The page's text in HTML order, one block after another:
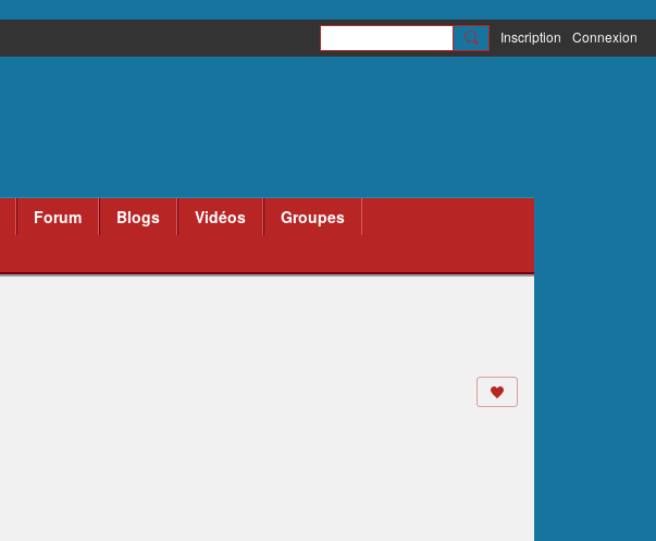
Inscription Connexion
Forum Blogs Vidéos
Groupes